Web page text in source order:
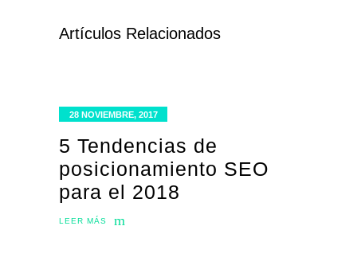
Artículos Relacionados
28 NOVIEMBRE, 2017
5 Tendencias de
posicionamiento SEO
para el 2018
LEER MÁS